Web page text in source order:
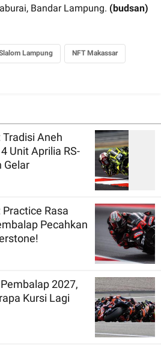
Bandar Lampung. (budsan)
Lampung NFT Makassar
Aneh
Gelar
Rasa
Pecahkan
2027,
Kursi Lagi